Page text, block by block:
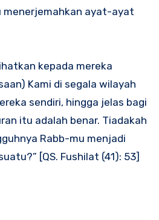
menerjemahkan ayat-ayat
kepada mereka
Kami di segala wilayah
sendiri, hingga jelas bagi
itu adalah benar. Tiadakah
Rabb-mu menjadi
[QS. Fushilat (41): 53]